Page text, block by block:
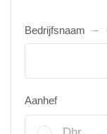
Bedrijfsnaam
Aanhef